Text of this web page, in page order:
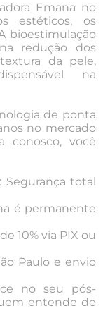
Emana no
estéticos, os
bioestimulação
redução dos
da pele,
na
de ponta
no mercado
conosco, você
Segurança total
é permanente
10% via PIX ou
Paulo e envio
no seu pós-
entende de